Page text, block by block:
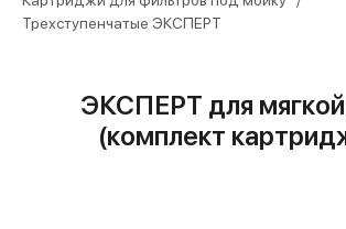
Трехступенчатые ЭКСПЕРТ
ЭКСПЕРТ для
(комплект